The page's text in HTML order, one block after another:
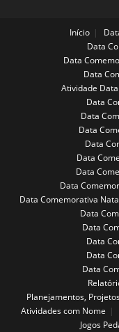
Início
Data
Data
Data
Atividade
Data
Data
Data
Data
Data
Data
Data
Data Comemorativa
Data
Data
Data
Data
Data
Planejamentos,
Atividades com Nome
Jogos